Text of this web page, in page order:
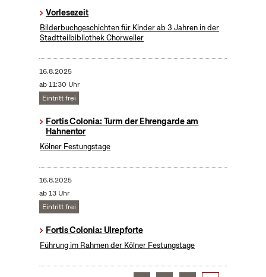
Vorlesezeit
Bilderbuchgeschichten für Kinder ab 3 Jahren in der
Stadtteilbibliothek Chorweiler
16.8.2025
ab 11:30 Uhr
Eintritt frei
Fortis Colonia: Turm der Ehrengarde am
Hahnentor
Kölner Festungstage
16.8.2025
ab 13 Uhr
Eintritt frei
Fortis Colonia: Ulrepforte
Führung im Rahmen der Kölner Festungstage